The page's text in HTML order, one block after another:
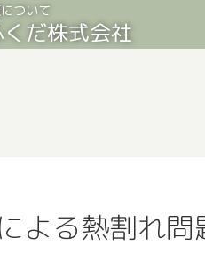
ついて
だ株式会社
よる熱割れ問